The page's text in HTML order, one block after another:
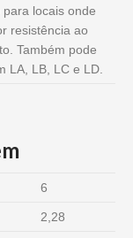
locais onde
resistência ao
Também pode
LA, LB, LC e LD.
6
2,28